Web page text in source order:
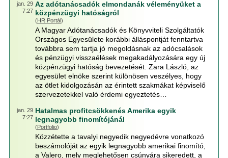
jan. 29
7:27
Az adótanácsadók elmondanák véleményüket a
közpénzügyi hatóságról
(HR Portál)
A Magyar Adótanácsadók és Könyvviteli Szolgáltatók
Országos Egyesülete korábbi álláspontját fenntartva
továbbra sem tartja jó megoldásnak az adócsalások
és pénzügyi visszaélések megakadályozására egy új
közpénzügyi hatóság bevezetését. Zara László, az
egyesület elnöke szerint különösen veszélyes, hogy
az ötlet kidolgozásán az érintett szakmákat képviselő
szervezetekkel való érdemi egyeztetés…
jan. 29
7:27
Hatalmas profitcsökkenés Amerika egyik
legnagyobb finomítójánál
(Portfolio)
Közzétette a tavalyi negyedik negyedévre vonatkozó
beszámolóját az egyik legnagyobb amerikai finomító,
a Valero, mely meglehetősen csúnyára sikeredett, a